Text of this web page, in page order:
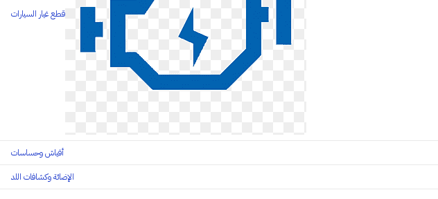
قطع غيار السيارات
أفياش وحساسات
الإضائة وكشافات اللد